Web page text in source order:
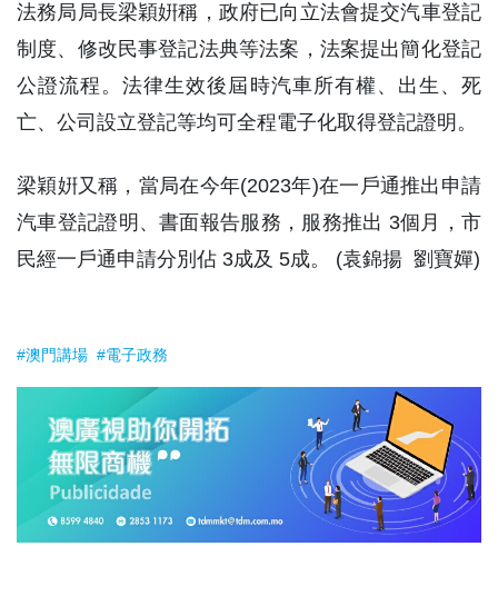
法務局局長梁穎姸稱，政府已向立法會提交汽車登記
制度、修改民事登記法典等法案，法案提出簡化登記
公證流程。法律生效後屆時汽車所有權、出生、死
亡、公司設立登記等均可全程電子化取得登記證明。
梁穎姸又稱，當局在今年(2023年)在一戶通推出申請
汽車登記證明、書面報告服務，服務推出 3個月，市
民經一戶通申請分別佔 3成及 5成。 (袁錦揚 劉寶嬋)
#澳門講場 #電子政務